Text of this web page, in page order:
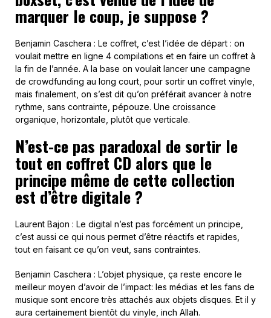
marquer le coup, je suppose ?
Benjamin Caschera : Le coffret, c’est l’idée de départ : on
voulait mettre en ligne 4 compilations et en faire un coffret à
la fin de l’année. A la base on voulait lancer une campagne
de crowdfunding au long court, pour sortir un coffret vinyle,
mais finalement, on s’est dit qu’on préférait avancer à notre
rythme, sans contrainte, pépouze. Une croissance
organique, horizontale, plutôt que verticale.
N’est-ce pas paradoxal de sortir le
tout en coffret CD alors que le
principe même de cette collection
est d’être digitale ?
Laurent Bajon : Le digital n’est pas forcément un principe,
c’est aussi ce qui nous permet d’être réactifs et rapides,
tout en faisant ce qu’on veut, sans contraintes.
Benjamin Caschera : L’objet physique, ça reste encore le
meilleur moyen d’avoir de l’impact: les médias et les fans de
musique sont encore très attachés aux objets disques. Et il y
aura certainement bientôt du vinyle, inch Allah.